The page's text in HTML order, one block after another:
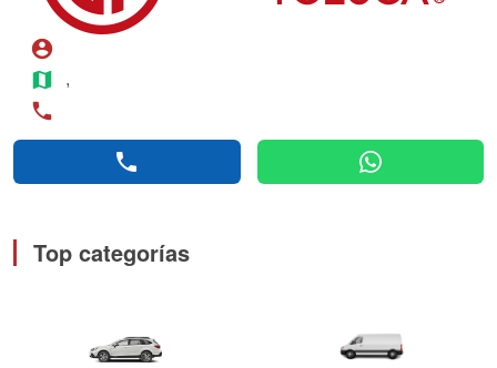
account_circle
map
,
phone
phone whatsapp
Top categorías